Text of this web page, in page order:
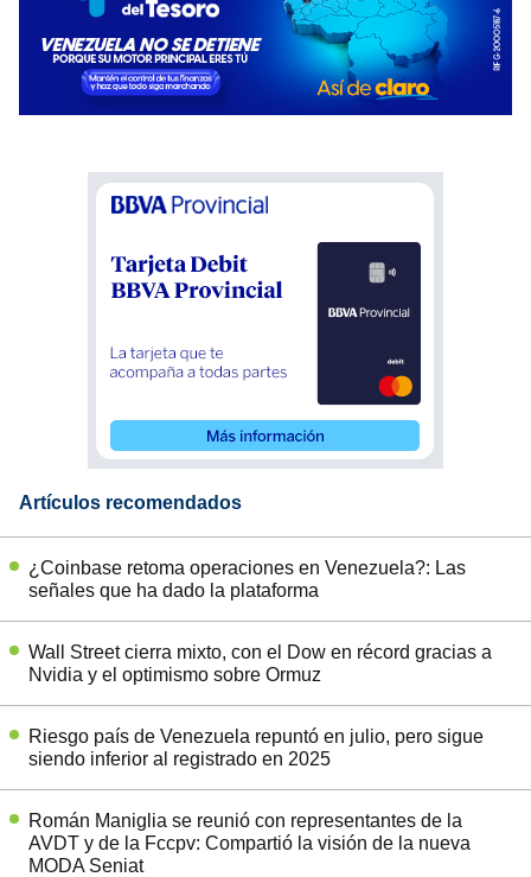
Artículos recomendados
¿Coinbase retoma operaciones en Venezuela?: Las
señales que ha dado la plataforma
Wall Street cierra mixto, con el Dow en récord gracias a
Nvidia y el optimismo sobre Ormuz
Riesgo país de Venezuela repuntó en julio, pero sigue
siendo inferior al registrado en 2025
Román Maniglia se reunió con representantes de la
AVDT y de la Fccpv: Compartió la visión de la nueva
MODA Seniat